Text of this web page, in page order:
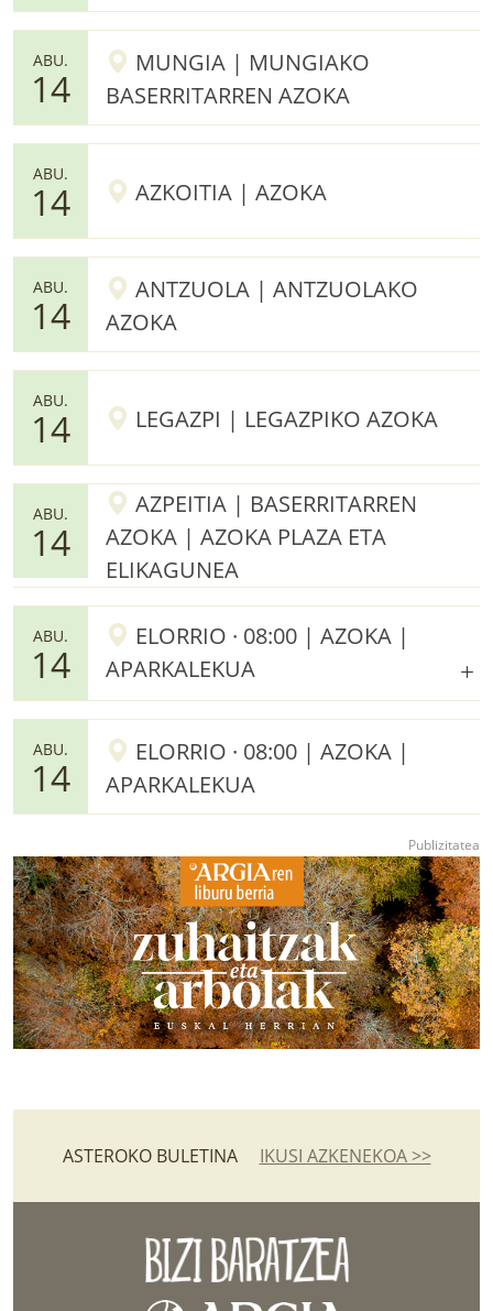
ABU.
14
MUNGIA | MUNGIAKO
BASERRITARREN AZOKA
ABU.
14 AZKOITIA | AZOKA
ABU.
14
ANTZUOLA | ANTZUOLAKO
AZOKA
ABU.
14 LEGAZPI | LEGAZPIKO AZOKA
ABU.
14
AZPEITIA | BASERRITARREN
AZOKA | AZOKA PLAZA ETA
ELIKAGUNEA
ABU.
14
ELORRIO · 08:00 | AZOKA |
APARKALEKUA
ABU.
14
ELORRIO · 08:00 | AZOKA |
APARKALEKUA
ASTEROKO BULETINA IKUSI AZKENEKOA >>